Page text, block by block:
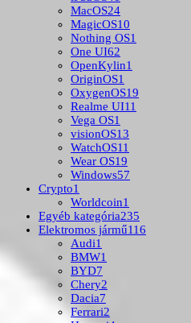
MacOS24
MagicOS10
Nothing OS1
One UI62
OpenKylin1
OriginOS1
OxygenOS19
Realme UI11
Vega OS1
visionOS13
WatchOS11
Wear OS19
Windows57
Crypto1
Worldcoin1
Egyéb kategória235
Elektromos jármű116
Audi1
BMW1
BYD7
Chery2
Dacia7
Ferrari2